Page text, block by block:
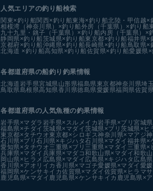
人気エリアの釣り船検索
関東×釣り船関西×釣り船東海×釣り船北陸・甲信越×
相模湾（神奈川県）×釣り船外房（千葉県）×釣り船
九十九里・銚子（千葉県）×釣り船内房（千葉県）×
静岡県×釣り船茨城県×釣り船東京都×釣り船福井県×
京都府×釣り船沖縄県×釣り船長崎県×釣り船 鳥取県×
北海道 ×釣り船高知県×釣り船佐賀県×釣り船愛媛県×
各都道府県の船釣り釣果情報
北海道 岩手県宮城県 山形県福島県 東京都神奈川県埼
鳥取県島根県高知県香川県徳島県愛媛県福岡県佐賀県
各都道府県の人気魚種の釣果情報
岩手県×マダラ 岩手県×スルメイカ 岩手県×ブリ 宮城
福島県×チダイ 茨城県×マダイ茨城県×ブリ 茨城県×ヒ
東京都×タチウオ東京都×シロギス神奈川県×マアジ
石川県×ブリ 石川県×キジハタ石川県×マダイ 福井県×
愛知県×タチウオ三重県×ブリ 三重県×マダイ 三重県×
兵庫県×マダイ 兵庫県×マダコ和歌山県×マダイ和歌
岡山県×ヒラメ 広島県×マダイ 広島県×キジハタ 広島
香川県×アオリイカ 香川県×マゴチ愛媛県×マダイ 愛
福岡県×ケンサキイカ佐賀県×マダイ 佐賀県×ヒラマサ
鹿児島県×マダイ 鹿児島県×ケンサキイカ 鹿児島県×